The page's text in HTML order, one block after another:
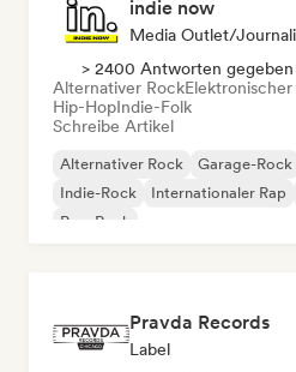
indie now
Media Outlet/
> 2400 Antworten gegeben
Alternativer Rock
Hip-HopIndie-Folk
Schreibe Artikel
Alternativer Rock Garage-Rock
Indie-Rock
Internationaler Rap
Pop-Rock
Pravda Records
Label